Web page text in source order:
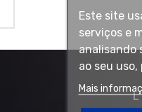
Este site
serviços e
analisando
ao seu
Mais